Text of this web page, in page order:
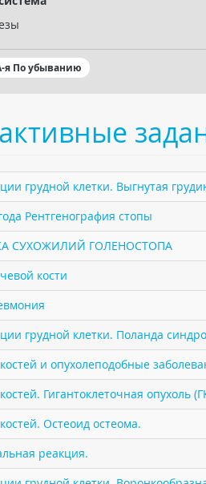
я По убыванию
грудной клетки. Выгнутая
Рентгенография стопы
СУХОЖИЛИЙ ГОЛЕНОСТОПА
кости
грудной клетки. Поланда
и опухолеподобные
Гигантоклеточная опухоль
Остеоид остеома.
реакция.